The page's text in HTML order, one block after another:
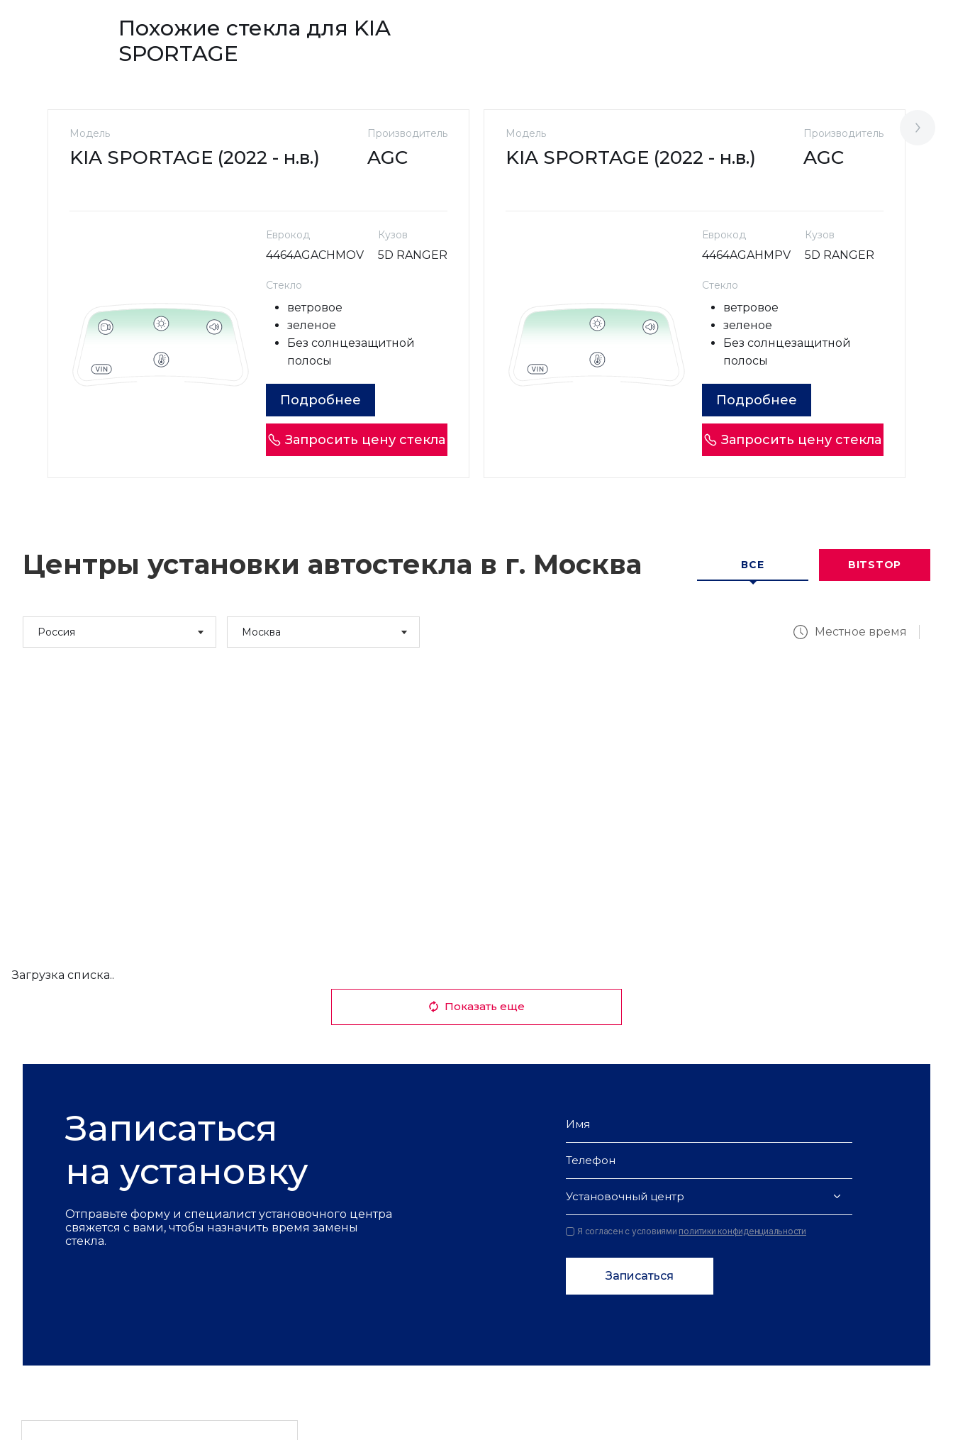
Похожие стекла для KIA
SPORTAGE
Модель
KIA SPORTAGE (2022 - н.в.)
Производитель
AGC
Еврокод
4464AGACHMOV
Кузов
5D RANGER
Стекло
ветровое
зеленое
Без солнцезащитной
полосы
Подробнее
Запросить цену стекла
Модель
KIA SPORTAGE (2022 - н.в.)
Производитель
AGC
Еврокод
4464AGAHMPV
Кузов
5D RANGER
Стекло
ветровое
зеленое
Без солнцезащитной
полосы
Подробнее
Запросить цену стекла
Центры установки автостекла в г. Москва ВСЕ BITSTOP
Россия Москва Местное время
Загрузка списка..
Показать еще
Записаться
на установку
Отправьте форму и специалист установочного центра
свяжется с вами, чтобы назначить время замены
стекла.
Установочный центр
Я согласен с условиями политики конфиденциальности
Записаться